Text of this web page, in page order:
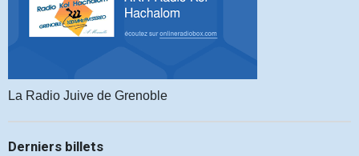
La Radio Juive de Grenoble
Derniers billets